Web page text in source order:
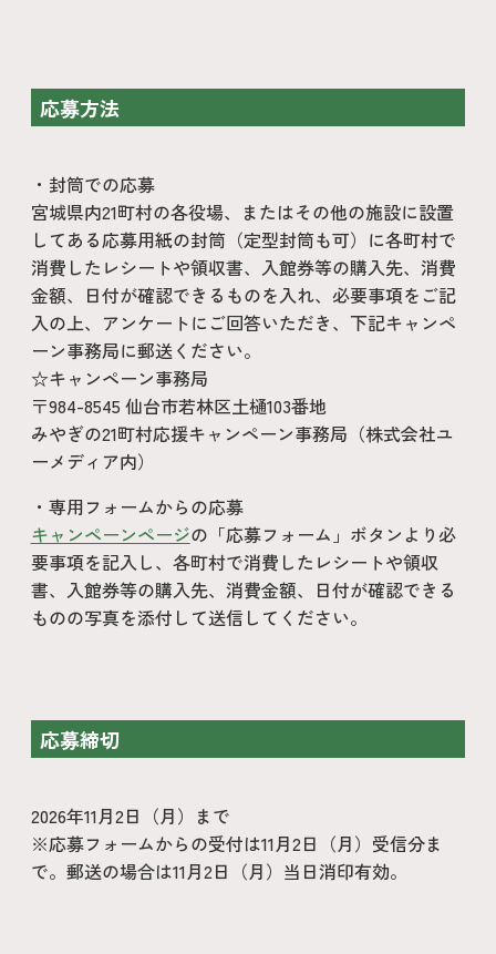
応募方法
・封筒での応募
宮城県内21町村の各役場、またはその他の施設に設置
してある応募用紙の封筒（定型封筒も可）に各町村で
消費したレシートや領収書、入館券等の購入先、消費
金額、日付が確認できるものを入れ、必要事項をご記
入の上、アンケートにご回答いただき、下記キャンペ
ーン事務局に郵送ください。
☆キャンペーン事務局
〒984-8545 仙台市若林区土樋103番地
みやぎの21町村応援キャンペーン事務局（株式会社ユ
ーメディア内）
・専用フォームからの応募
キャンペーンページの「応募フォーム」ボタンより必
要事項を記入し、各町村で消費したレシートや領収
書、入館券等の購入先、消費金額、日付が確認できる
ものの写真を添付して送信してください。
応募締切
2026年11月2日（月）まで
※応募フォームからの受付は11月2日（月）受信分ま
で。郵送の場合は11月2日（月）当日消印有効。